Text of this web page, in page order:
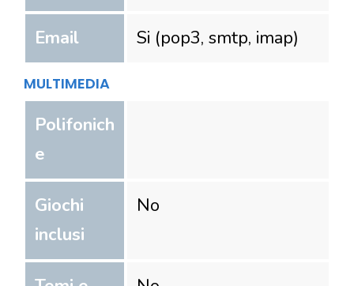
Email Si (pop3, smtp, imap)
MULTIMEDIA
Polifonich
e
Giochi
inclusi
No